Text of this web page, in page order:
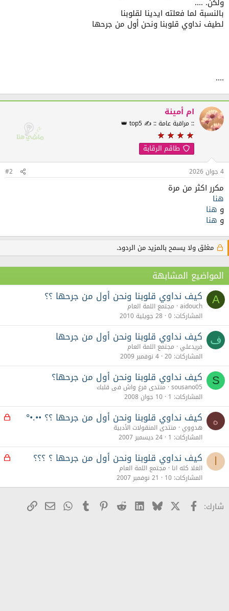
بالنسبة لما فعلته ايدينا لقلوبنا
لطيف نداوي قلوبنا ونحن أول من جرحها
....
ام أمينة
:: مراقبة عامة :: ✍️ top5 👑
طاقم الرقابة
4 جوان 2026 #2
مكرر اكثر من مرة
هنا
و هنا
و هنا
مغلق ولا يسمح بالمزيد من الردود.
المواضيع المشابهة
A كيف نداوي قلوبنا ونحن أول من جرحها ؟؟
aidouch مجتمع اللمة العام
المشاركات 0 28 جويلية 2010
ف كيف نداوي قلوبنا ونحن أول من جرحها
فريدعلي مجتمع اللمة العام
المشاركات 20 4 نوفمبر 2009
S كيف نداوي قلوبنا ونحن أول من جرحها؟
sousano05 منتدى فرغ واش فى قلبك
المشاركات 1 10 جوان 2008
ه م كيف نداوي قلوبنا ونحن أول من جرحها ؟؟ ••.•°
هدووي منتدى المنقولات الأدبية
المشاركات 1 24 ديسمبر 2007
ا م كيف نداوي قلوبنا ونحن أول من جرحها ؟ ؟؟؟
الغلا كله انا مجتمع اللمة العام
المشاركات 10 21 نوفمبر 2007
شارك: Facebook
X
Bluesky
LinkedIn
Reddit
Pinterest
Tumblr
WhatsApp
البريدرابط